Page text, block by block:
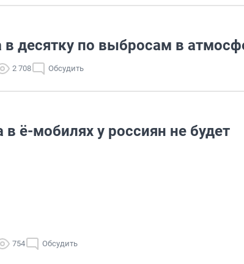
в десятку по выбросам в
2 708 Обсудить
в ё-мобилях у россиян не будет
754 Обсудить